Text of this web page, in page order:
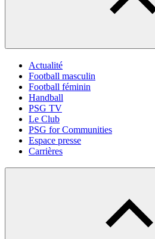
Actualité
Football masculin
Football féminin
Handball
PSG TV
Le Club
PSG for Communities
Espace presse
Carrières